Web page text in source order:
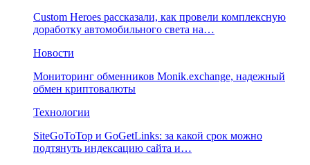
Custom Heroes рассказали, как провели комплексную
доработку автомобильного света на…
Новости
Мониторинг обменников Monik.exchange, надежный
обмен криптовалюты
Технологии
SiteGoToTop и GoGetLinks: за какой срок можно
подтянуть индексацию сайта и…